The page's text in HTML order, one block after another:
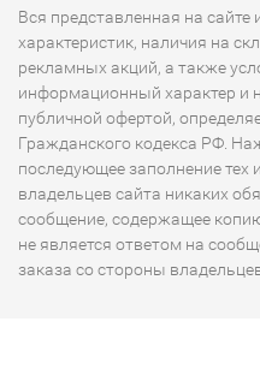
Вся представленная на
характеристик, наличия на
рекламных акций, а также
информационный характер и
публичной офертой,
Гражданского кодекса РФ.
последующее заполнение
владельцев сайта никаких
сообщение, содержащее
не является ответом на
заказа со стороны